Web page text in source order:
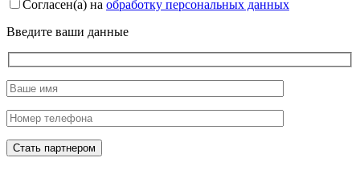
Согласен(а) на обработку персональных данных
Введите ваши данные